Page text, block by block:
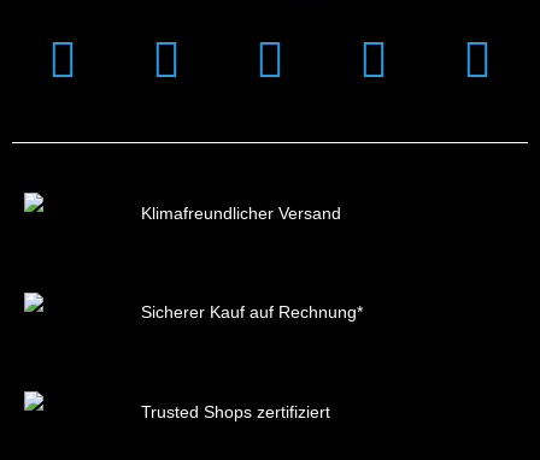
Instagram
Facebook
Linkedin
Klimafreundlicher Versand
Sicherer Kauf auf Rechnung*
Trusted Shops zertifiziert